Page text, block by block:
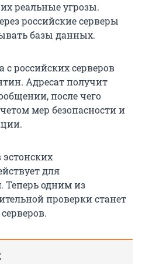
реальные угрозы.
российские серверы
базы данных.
российских серверов
Адресат получит
после чего
мер безопасности и
для
Теперь одним из
проверки станет